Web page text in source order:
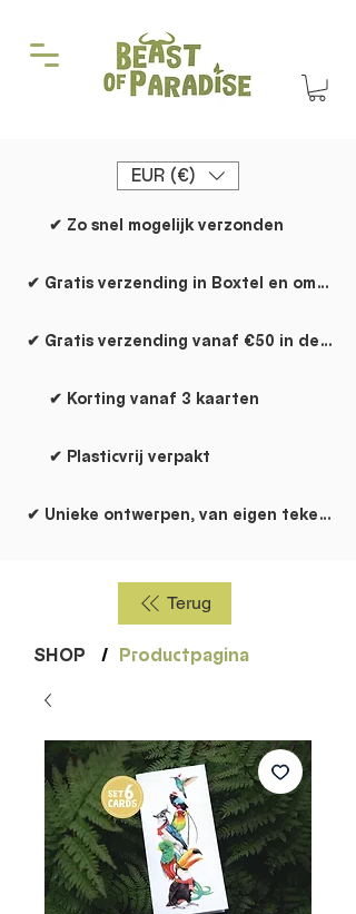
EUR (€)
✔ Zo snel mogelijk verzonden
✔ Gratis verzending in Boxtel en omgeving
✔ Gratis verzending vanaf €50 in de rest van NL
✔ Korting vanaf 3 kaarten
✔ Plasticvrij verpakt
✔ Unieke ontwerpen, van eigen
Terug
SHOP / Productpagina